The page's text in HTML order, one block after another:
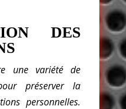
DES
une variété de
préserver la
personnelles.